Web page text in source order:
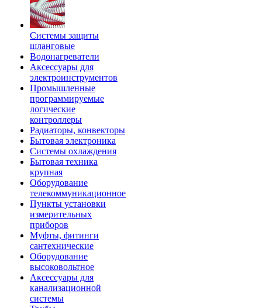
Системы защиты
шланговые
Водонагреватели
Аксессуары для
электроинструментов
Промышленные
программируемые
логические
контроллеры
Радиаторы, конвекторы
Бытовая электроника
Системы охлаждения
Бытовая техника
крупная
Оборудование
телекоммуникационное
Пункты установки
измерительных
приборов
Муфты, фитинги
сантехнические
Оборудование
высоковольтное
Аксессуары для
канализационной
системы